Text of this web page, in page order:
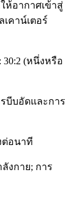
ห้อากาศเข้าสู่
คาน์เตอร์
(หนึ่งหรือ
บีบอัดและการ
ต่อนาที
งกาย; การ